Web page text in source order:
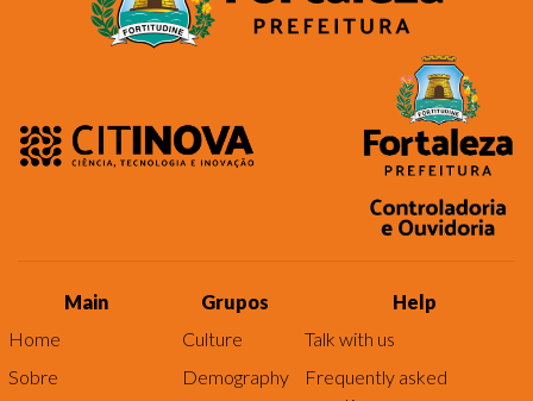
Main
Home
Sobre
Grupos
Culture
Demography
Help
Talk with us
Frequently asked